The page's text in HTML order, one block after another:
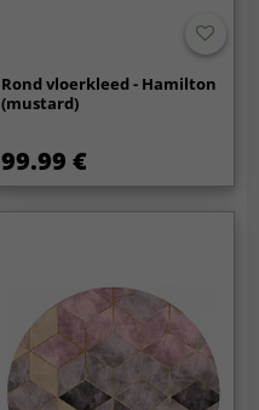
Rond vloerkleed - Hamilton
(mustard)
99.99 €